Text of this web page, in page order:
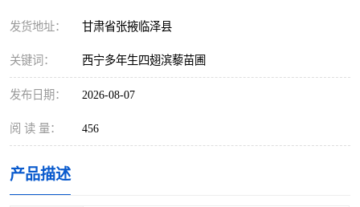
发货地址： 甘肃省张掖临泽县
关键词： 西宁多年生四翅滨藜苗圃
发布日期： 2026-08-07
阅 读 量： 456
产品描述